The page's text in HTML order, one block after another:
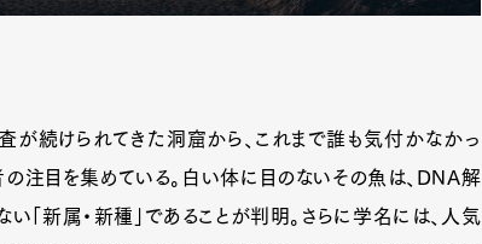
が続けられてきた洞窟から、これまで誰も気付かなかっ
注目を集めている。白い体に目のないその魚は、DNA解
「新属・新種」であることが判明。さらに学名には、人気